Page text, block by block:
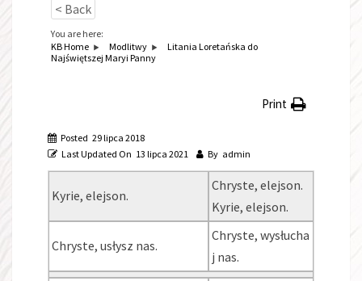
< Back
You are here:
KB Home
Modlitwy
Litania Loretańska do
Najświętszej Maryi Panny
Print
Posted 29 lipca 2018
Last Updated On 13 lipca 2021 By admin
Kyrie, elejson.
Chryste, elejson.
Kyrie, elejson.
Chryste, usłysz nas.
Chryste, wysłucha
j nas.